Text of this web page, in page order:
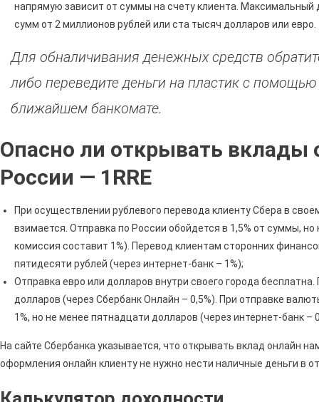
напрямую зависит от суммы на счету клиента.
сумм от 2 миллионов рублей или ста тысяч долларов или евро.
Для обналичивания денежных средств
либо переведите деньги на пластик с
ближайшем банкомате.
Опасно ли открывать вклады
России — 1RRE
При осуществлении рублевого перевода клиенту Сбера в
взимается. Отправка по России обойдется в 1,5% от суммы,
комиссия составит 1%). Перевод клиентам сторонних
пятидесяти рублей (через интернет-банк – 1%);
Отправка евро или долларов внутри своего города
долларов (через Сбербанк Онлайн – 0,5%). При отправке
1%, но не менее пятнадцати долларов (через интернет-банк –
На сайте Сбербанка указывается, что открывать вклад онлайн
оформления онлайн клиенту не нужно нести наличные деньги в